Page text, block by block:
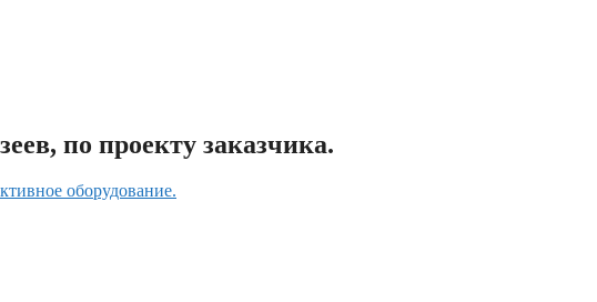
по проекту заказчика.
оборудование.